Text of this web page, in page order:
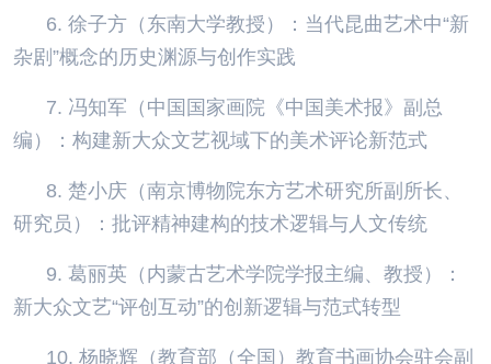
6. 徐子方（东南大学教授）：当代昆曲艺术中“新
杂剧”概念的历史渊源与创作实践
7. 冯知军（中国国家画院《中国美术报》副总
编）：构建新大众文艺视域下的美术评论新范式
8. 楚小庆（南京博物院东方艺术研究所副所长、
研究员）：批评精神建构的技术逻辑与人文传统
9. 葛丽英（内蒙古艺术学院学报主编、教授）：
新大众文艺“评创互动”的创新逻辑与范式转型
10. 杨晓辉（教育部（全国）教育书画协会驻会副